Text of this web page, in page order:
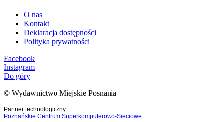
O nas
Kontakt
Deklaracja dostępności
Polityka prywatności
Facebook
Instagram
Do góry
© Wydawnictwo Miejskie Posnania
Partner technologiczny:
Poznańskie Centrum Superkomputerowo-Sieciowe